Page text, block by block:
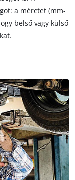
a méretet (mm-
belső vagy külső